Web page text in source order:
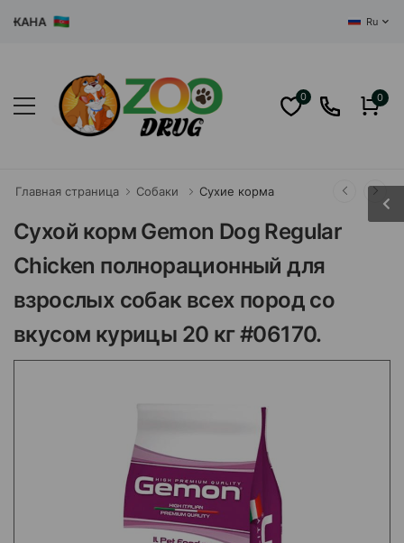
Ru
0 0
Главная страница Собаки Сухие корма
Сухой корм Gemon Dog Regular
Chicken полнорационный для
взрослых собак всех пород со
вкусом курицы 20 кг #06170.